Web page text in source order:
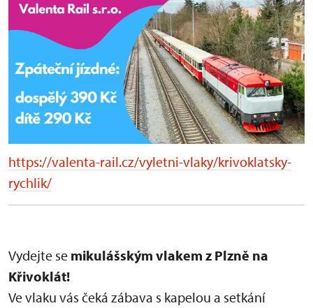
https://valenta-rail.cz/vyletni-vlaky/krivoklatsky-
rychlik/
Vydejte se mikulášským vlakem z Plzně na
Křivoklát!
Ve vlaku vás čeká zábava s kapelou a setkání